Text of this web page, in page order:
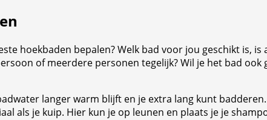
hoekbaden bepalen? Welk bad voor jou geschikt is,
of meerdere personen tegelijk? Wil je het bad
langer warm blijft en je extra lang kunt
als je kuip. Hier kun je op leunen en plaats je je